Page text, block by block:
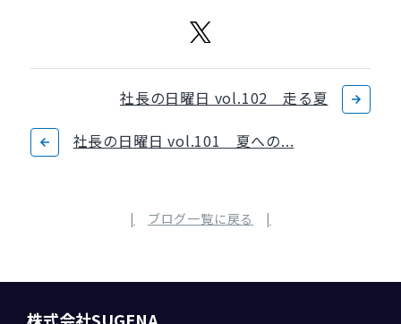
社長の日曜日 vol.102 走る夏
社長の日曜日 vol.101 夏への...
ブログ一覧に戻る
株式会社SUGENA